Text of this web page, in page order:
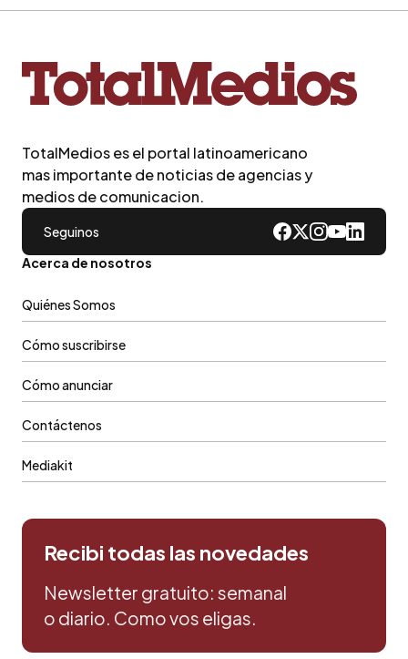
TotalMedios es el portal latinoamericano
mas importante de noticias de agencias y
medios de comunicacion.
Seguinos
Acerca de nosotros
Quiénes Somos
Cómo suscribirse
Cómo anunciar
Contáctenos
Mediakit
Recibi todas las novedades
Newsletter gratuito: semanal
o diario. Como vos eligas.